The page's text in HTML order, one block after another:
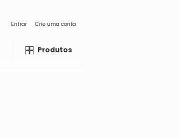
Entrar Crie uma conta
LiquidaProdutos